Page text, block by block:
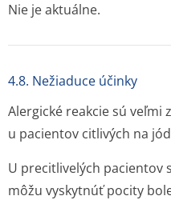
Nie je aktuálne.
4.8. Nežiaduce účinky
Alergické reakcie sú veľmi
u pacientov citlivých na
U precitlivelých pacientov
môžu vyskytnúť pocity